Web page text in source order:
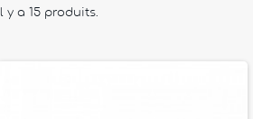
Il y a 15 produits.